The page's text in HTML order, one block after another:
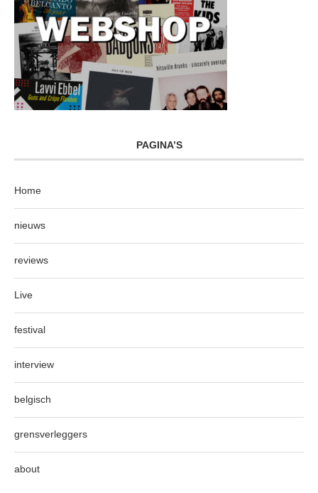
PAGINA’S
Home
nieuws
reviews
Live
festival
interview
belgisch
grensverleggers
about